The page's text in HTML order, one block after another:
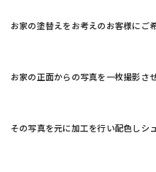
お家の塗替えをお考えのお客様にご
お家の正面からの写真を一枚撮影さ
その写真を元に加工を行い配色しシ